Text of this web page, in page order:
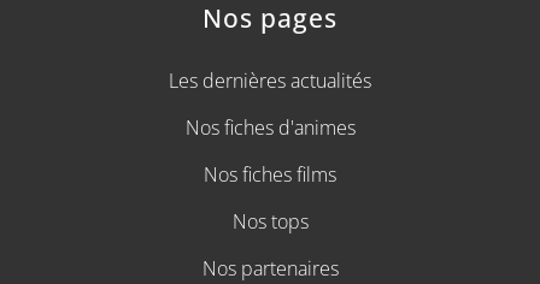
Nos pages
Les dernières actualités
Nos fiches d'animes
Nos fiches films
Nos tops
Nos partenaires